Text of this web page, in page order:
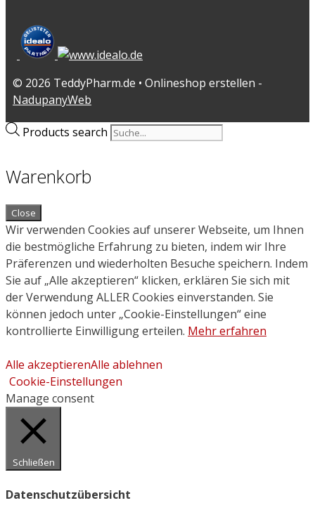
© 2026 TeddyPharm.de • Onlineshop erstellen -
NadupanyWeb
Products search
Warenkorb
Close
Wir verwenden Cookies auf unserer Webseite, um Ihnen
die bestmögliche Erfahrung zu bieten, indem wir Ihre
Präferenzen und wiederholten Besuche speichern. Indem
Sie auf „Alle akzeptieren“ klicken, erklären Sie sich mit
der Verwendung ALLER Cookies einverstanden. Sie
können jedoch unter „Cookie-Einstellungen“ eine
kontrollierte Einwilligung erteilen. Mehr erfahren
Alle akzeptierenAlle ablehnen
Cookie-Einstellungen
Manage consent
Schließen
Datenschutzübersicht